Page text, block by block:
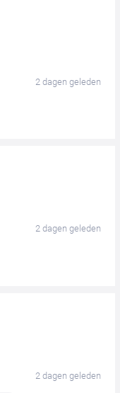
2 dagen geleden
2 dagen geleden
2 dagen geleden